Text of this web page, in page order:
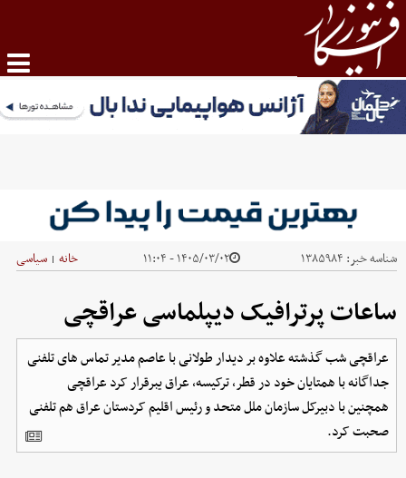
شناسه خبر: ۱۳۸۵۹۸۴ ۱۴۰۵/۰۳/۰۲ - ۱۱:۰۴ خانه | سیاسی
ساعات پرترافیک دیپلماسی عراقچی
عراقچی شب گذشته علاوه بر دیدار طولانی با عاصم مدیر تماس های تلفنی
جداگانه با همتایان خود در قطر، ترکیسه، عراق یبرقرار کرد عراقچی
همچنین با دبیرکل سازمان ملل متحد و رئیس اقلیم کردستان عراق هم تلفنی
صحبت کرد.